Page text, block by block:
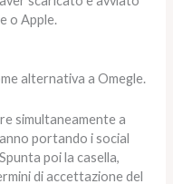
o Apple.
alternativa a Omegle.
simultaneamente a
portando i social
poi la casella,
di accettazione del